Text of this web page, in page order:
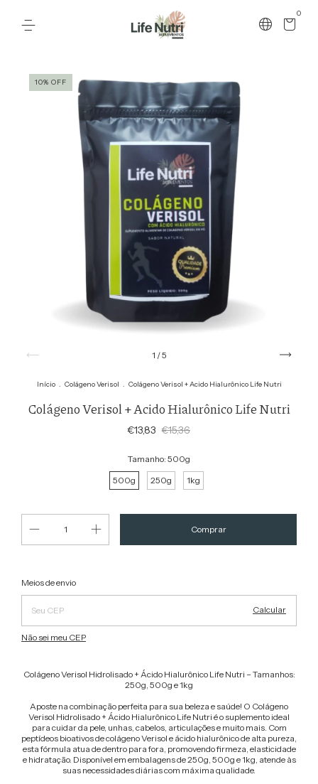
0
10% OFF
1 /5
Início . Colágeno Verisol . Colágeno Verisol + Acido Hialurônico Life Nutri
Colágeno Verisol + Acido Hialurônico Life Nutri
€13,83 €15,36
Tamanho: 500g
500g
250g 1kg
Entregas para o CEP:
Meios de envio
Calcular
Não sei meu CEP
Colágeno Verisol Hidrolisado + Ácido Hialurônico Life Nutri – Tamanhos:
250g, 500g e 1kg
Aposte na combinação perfeita para sua beleza e saúde! O Colágeno
Verisol Hidrolisado + Ácido Hialurônico Life Nutri é o suplemento ideal
para cuidar da pele, unhas, cabelos, articulações e muito mais. Com
peptídeos bioativos de colágeno Verisol e ácido hialurônico de alta pureza,
esta fórmula atua de dentro para fora, promovendo firmeza, elasticidade
e hidratação. Disponível em embalagens de 250g, 500g e 1kg, atende às
suas necessidades diárias com máxima qualidade.